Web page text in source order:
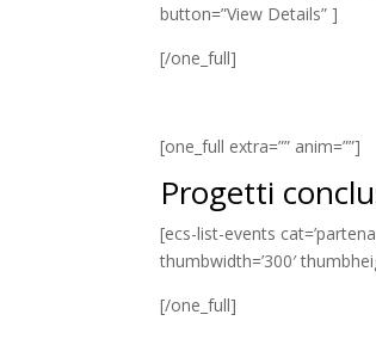
button=”View Details” ]
[/one_full]
[one_full extra=”” anim=””]
Progetti
[ecs-list-events
thumbwidth=’300′
[/one_full]